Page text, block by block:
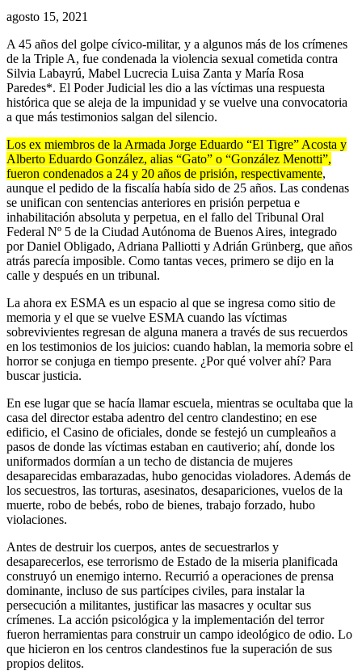
agosto 15, 2021
A 45 años del golpe cívico-militar, y a algunos más de los crímenes
de la Triple A, fue condenada la violencia sexual cometida contra
Silvia Labayrú, Mabel Lucrecia Luisa Zanta y María Rosa
Paredes*. El Poder Judicial les dio a las víctimas una respuesta
histórica que se aleja de la impunidad y se vuelve una convocatoria
a que más testimonios salgan del silencio.
Los ex miembros de la Armada Jorge Eduardo “El Tigre” Acosta y
Alberto Eduardo González, alias “Gato” o “González Menotti”,
fueron condenados a 24 y 20 años de prisión, respectivamente,
aunque el pedido de la fiscalía había sido de 25 años. Las condenas
se unifican con sentencias anteriores en prisión perpetua e
inhabilitación absoluta y perpetua, en el fallo del Tribunal Oral
Federal Nº 5 de la Ciudad Autónoma de Buenos Aires, integrado
por Daniel Obligado, Adriana Palliotti y Adrián Grünberg, que años
atrás parecía imposible. Como tantas veces, primero se dijo en la
calle y después en un tribunal.
La ahora ex ESMA es un espacio al que se ingresa como sitio de
memoria y el que se vuelve ESMA cuando las víctimas
sobrevivientes regresan de alguna manera a través de sus recuerdos
en los testimonios de los juicios: cuando hablan, la memoria sobre el
horror se conjuga en tiempo presente. ¿Por qué volver ahí? Para
buscar justicia.
En ese lugar que se hacía llamar escuela, mientras se ocultaba que la
casa del director estaba adentro del centro clandestino; en ese
edificio, el Casino de oficiales, donde se festejó un cumpleaños a
pasos de donde las víctimas estaban en cautiverio; ahí, donde los
uniformados dormían a un techo de distancia de mujeres
desaparecidas embarazadas, hubo genocidas violadores. Además de
los secuestros, las torturas, asesinatos, desapariciones, vuelos de la
muerte, robo de bebés, robo de bienes, trabajo forzado, hubo
violaciones.
Antes de destruir los cuerpos, antes de secuestrarlos y
desaparecerlos, ese terrorismo de Estado de la miseria planificada
construyó un enemigo interno. Recurrió a operaciones de prensa
dominante, incluso de sus partícipes civiles, para instalar la
persecución a militantes, justificar las masacres y ocultar sus
crímenes. La acción psicológica y la implementación del terror
fueron herramientas para construir un campo ideológico de odio. Lo
que hicieron en los centros clandestinos fue la superación de sus
propios delitos.